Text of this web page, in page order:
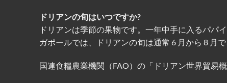
ドリアンの旬はいつですか?
ドリアンは季節の果物です。一年中手に入るパパ
ガポールでは、ドリアンの旬は通常 6 月から 8 月
国連食糧農業機関（FAO）の「ドリアン世界貿易